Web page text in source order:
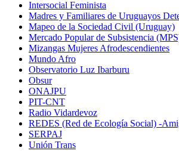
Intersocial Feminista
Madres y Familiares de Uruguayos
Mapeo de la Sociedad Civil (Uruguay)
Mercado Popular de Subsistencia
Mizangas Mujeres Afrodescendientes
Mundo Afro
Observatorio Luz Ibarburu
Obsur
ONAJPU
PIT-CNT
Radio Vidardevoz
REDES (Red de Ecología Social) -
SERPAJ
Unión Trans